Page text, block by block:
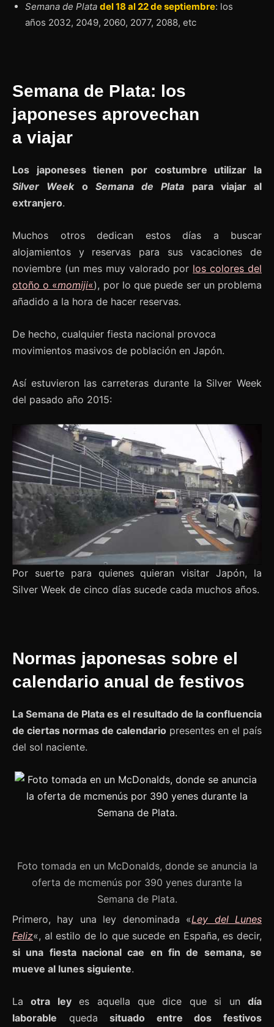
Semana de Plata del 18 al 22 de septiembre: los
años 2032, 2049, 2060, 2077, 2088, etc
Semana de Plata: los
japoneses aprovechan
a viajar
Los japoneses tienen por costumbre utilizar la
Silver Weeko Semana de Plata para viajar al
extranjero.
Muchos otros dedican estos días a buscar
alojamientos y reservas para sus vacaciones de
noviembre (un mes muy valorado por los colores del
otoño o «momiji«), por lo que puede ser un problema
añadido a la hora de hacer reservas.
De hecho, cualquier fiesta nacional provoca
movimientos masivos de población en Japón.
Así estuvieron las carreteras durante la Silver Week
del pasado año 2015:
Por suerte para quienes quieran visitar Japón, la
Silver Week de cinco días sucede cada muchos años.
Normas japonesas sobre el
calendario anual de festivos
La Semana de Plata es el resultado de la confluencia
de ciertas normas de calendario presentes en el país
del sol naciente.
Foto tomada en un McDonalds, donde se anuncia la
oferta de mcmenús por 390 yenes durante la
Semana de Plata.
Primero, hay una ley denominada «Ley del Lunes
Feliz«, al estilo de lo que sucede en España, es decir,
si una fiesta nacional cae en fin de semana, se
mueve al lunes siguiente.
Laotra leyes aquella que dice que si undía
laborable quedasituado entre dos festivos